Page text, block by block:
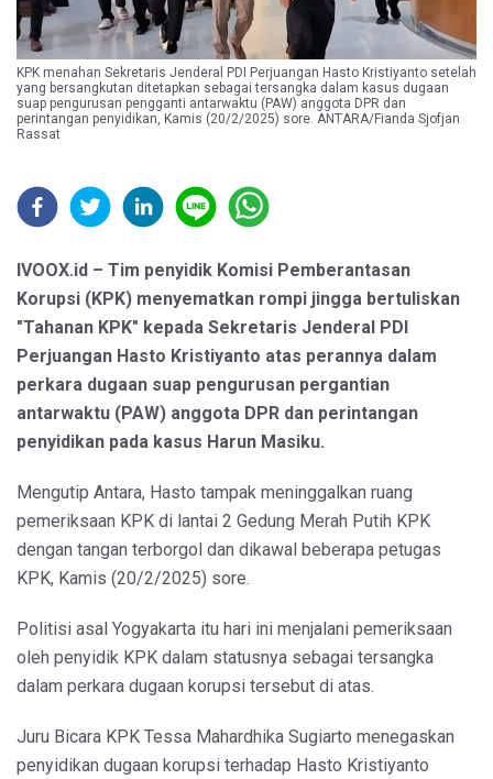
KPK menahan Sekretaris Jenderal PDI Perjuangan Hasto Kristiyanto setelah
yang bersangkutan ditetapkan sebagai tersangka dalam kasus dugaan
suap pengurusan pengganti antarwaktu (PAW) anggota DPR dan
perintangan penyidikan, Kamis (20/2/2025) sore. ANTARA/Fianda Sjofjan
Rassat
IVOOX.id – Tim penyidik Komisi Pemberantasan
Korupsi (KPK) menyematkan rompi jingga bertuliskan
"Tahanan KPK" kepada Sekretaris Jenderal PDI
Perjuangan Hasto Kristiyanto atas perannya dalam
perkara dugaan suap pengurusan pergantian
antarwaktu (PAW) anggota DPR dan perintangan
penyidikan pada kasus Harun Masiku.
Mengutip Antara, Hasto tampak meninggalkan ruang
pemeriksaan KPK di lantai 2 Gedung Merah Putih KPK
dengan tangan terborgol dan dikawal beberapa petugas
KPK, Kamis (20/2/2025) sore.
Politisi asal Yogyakarta itu hari ini menjalani pemeriksaan
oleh penyidik KPK dalam statusnya sebagai tersangka
dalam perkara dugaan korupsi tersebut di atas.
Juru Bicara KPK Tessa Mahardhika Sugiarto menegaskan
penyidikan dugaan korupsi terhadap Hasto Kristiyanto